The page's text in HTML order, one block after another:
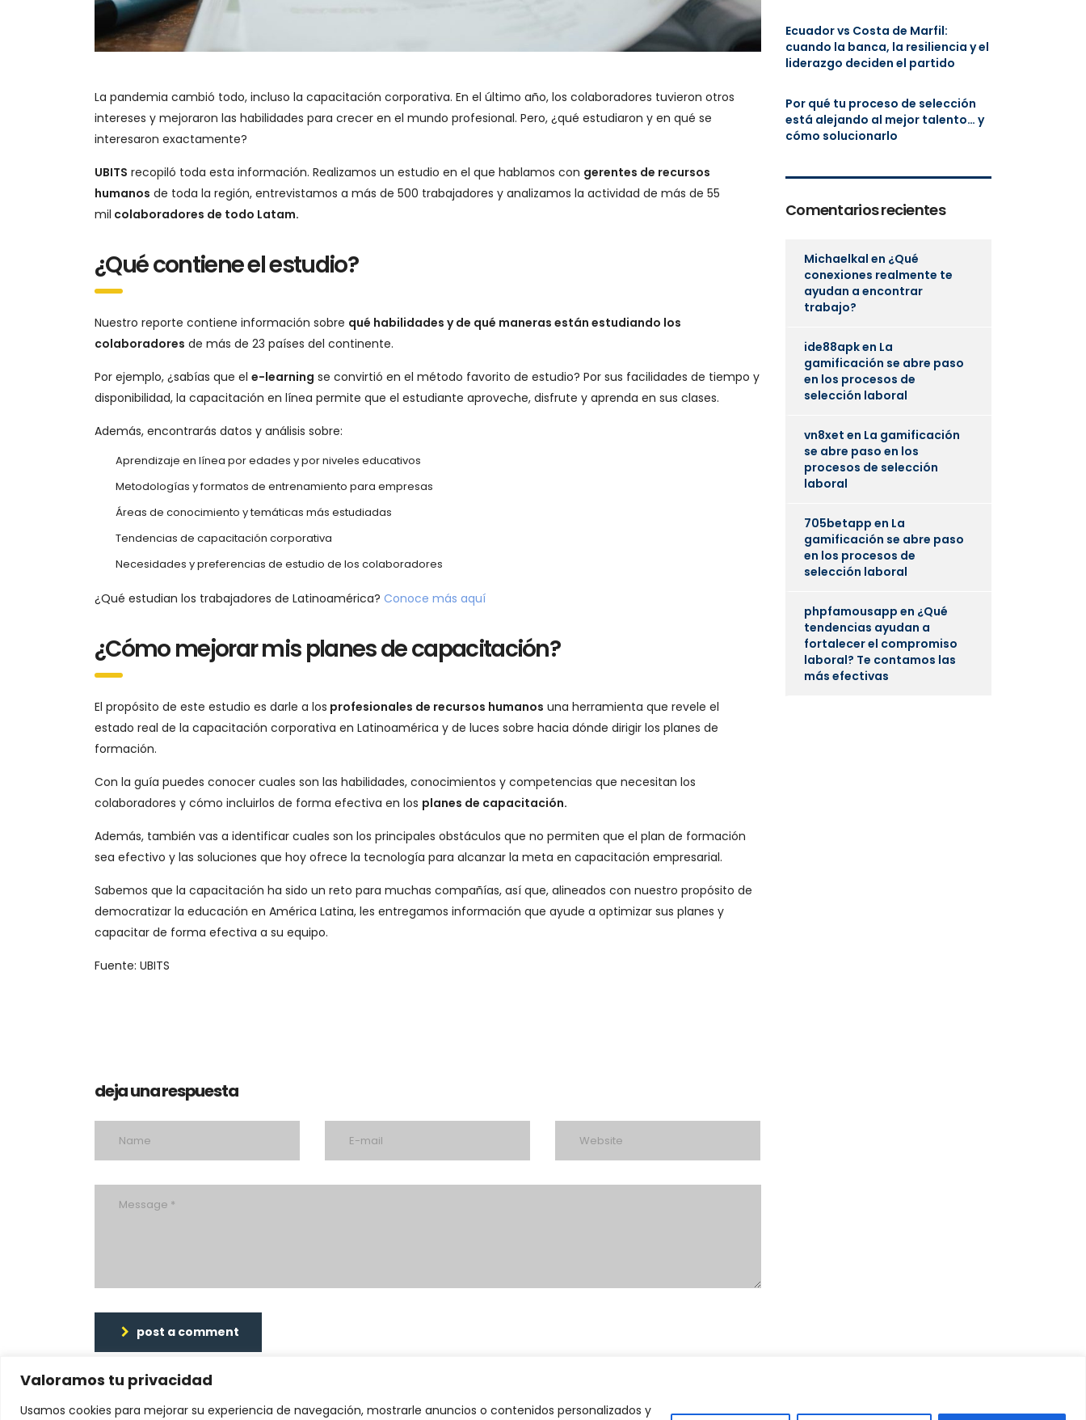
Valoramos tu privacidad
Usamos cookies para mejorar su experiencia de navegación, mostrarle anuncios o contenidos personalizados y
La pandemia cambió todo, incluso la capacitación corporativa. En el último año, los colaboradores tuvieron otros
intereses y mejoraron las habilidades para crecer en el mundo profesional. Pero, ¿qué estudiaron y en qué se
interesaron exactamente?
UBITS recopiló toda esta información. Realizamos un estudio en el que hablamos con gerentes de recursos
humanos de toda la región, entrevistamos a más de 500 trabajadores y analizamos la actividad de más de 55
mil colaboradores de todo Latam.
¿Qué contiene el estudio?
Nuestro reporte contiene información sobre qué habilidades y de qué maneras están estudiando los
colaboradores de más de 23 países del continente.
Por ejemplo, ¿sabías que el e-learning se convirtió en el método favorito de estudio? Por sus facilidades de tiempo y
disponibilidad, la capacitación en línea permite que el estudiante aproveche, disfrute y aprenda en sus clases.
Además, encontrarás datos y análisis sobre:
Aprendizaje en línea por edades y por niveles educativos
Metodologías y formatos de entrenamiento para empresas
Áreas de conocimiento y temáticas más estudiadas
Tendencias de capacitación corporativa
Necesidades y preferencias de estudio de los colaboradores
¿Qué estudian los trabajadores de Latinoamérica? Conoce más aquí
¿Cómo mejorar mis planes de capacitación?
El propósito de este estudio es darle a los profesionales de recursos humanos una herramienta que revele el
estado real de la capacitación corporativa en Latinoamérica y de luces sobre hacia dónde dirigir los planes de
formación.
Con la guía puedes conocer cuales son las habilidades, conocimientos y competencias que necesitan los
colaboradores y cómo incluirlos de forma efectiva en los planes de capacitación.
Además, también vas a identificar cuales son los principales obstáculos que no permiten que el plan de formación
sea efectivo y las soluciones que hoy ofrece la tecnología para alcanzar la meta en capacitación empresarial.
Sabemos que la capacitación ha sido un reto para muchas compañías, así que, alineados con nuestro propósito de
democratizar la educación en América Latina, les entregamos información que ayude a optimizar sus planes y
capacitar de forma efectiva a su equipo.
Fuente: UBITS
deja una respuesta
post a comment
Ecuador vs Costa de Marfil:
cuando la banca, la resiliencia y el
liderazgo deciden el partido
Por qué tu proceso de selección
está alejando al mejor talento… y
cómo solucionarlo
Comentarios recientes
Michaelkal en ¿Qué
conexiones realmente te
ayudan a encontrar
trabajo?
ide88apken La
gamificación se abre paso
en los procesos de
selección laboral
vn8xet en La gamificación
se abre paso en los
procesos de selección
laboral
705betapp en La
gamificación se abre paso
en los procesos de
selección laboral
phpfamousapp en ¿Qué
tendencias ayudan a
fortalecer el compromiso
laboral? Te contamos las
más efectivas